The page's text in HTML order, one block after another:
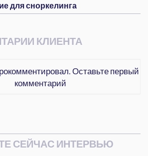
для сноркелинга
КЛИЕНТА
Оставьте первый
комментарий
СЕЙЧАС ИНТЕРВЬЮ